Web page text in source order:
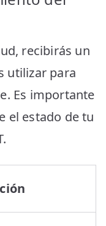
recibirás un
utilizar para
Es importante
el estado de tu